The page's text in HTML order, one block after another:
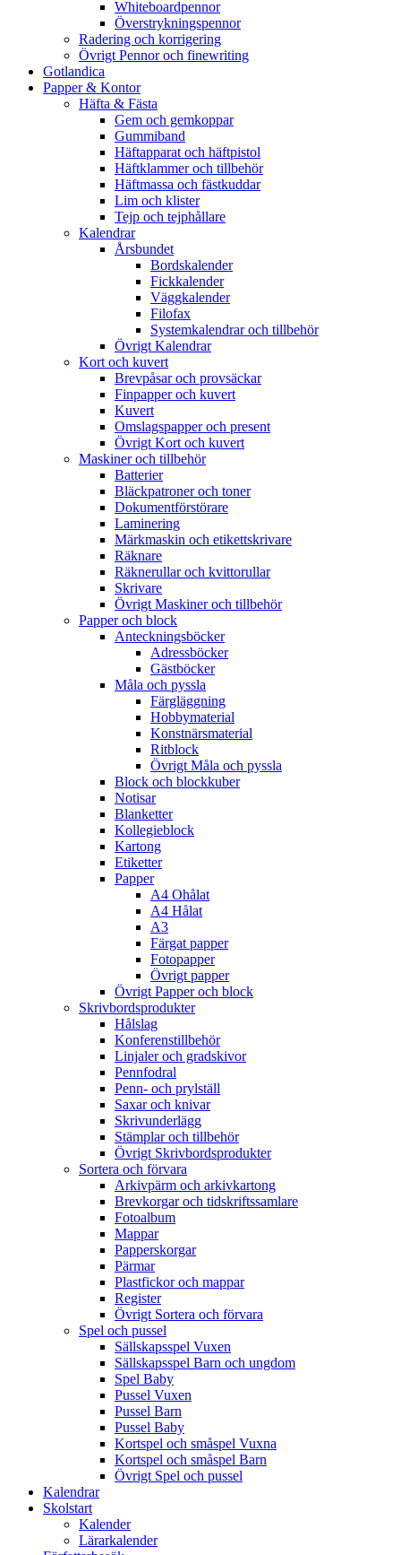
Whiteboardpennor
Överstrykningspennor
Radering och korrigering
Övrigt Pennor och finewriting
Gotlandica
Papper & Kontor
Häfta & Fästa
Gem och gemkoppar
Gummiband
Häftapparat och häftpistol
Häftklammer och tillbehör
Häftmassa och fästkuddar
Lim och klister
Tejp och tejphållare
Kalendrar
Årsbundet
Bordskalender
Fickkalender
Väggkalender
Filofax
Systemkalendrar och tillbehör
Övrigt Kalendrar
Kort och kuvert
Brevpåsar och provsäckar
Finpapper och kuvert
Kuvert
Omslagspapper och present
Övrigt Kort och kuvert
Maskiner och tillbehör
Batterier
Bläckpatroner och toner
Dokumentförstörare
Laminering
Märkmaskin och etikettskrivare
Räknare
Räknerullar och kvittorullar
Skrivare
Övrigt Maskiner och tillbehör
Papper och block
Anteckningsböcker
Adressböcker
Gästböcker
Måla och pyssla
Färgläggning
Hobbymaterial
Konstnärsmaterial
Ritblock
Övrigt Måla och pyssla
Block och blockkuber
Notisar
Blanketter
Kollegieblock
Kartong
Etiketter
Papper
A4 Ohålat
A4 Hålat
A3
Färgat papper
Fotopapper
Övrigt papper
Övrigt Papper och block
Skrivbordsprodukter
Hålslag
Konferenstillbehör
Linjaler och gradskivor
Pennfodral
Penn- och prylställ
Saxar och knivar
Skrivunderlägg
Stämplar och tillbehör
Övrigt Skrivbordsprodukter
Sortera och förvara
Arkivpärm och arkivkartong
Brevkorgar och tidskriftssamlare
Fotoalbum
Mappar
Papperskorgar
Pärmar
Plastfickor och mappar
Register
Övrigt Sortera och förvara
Spel och pussel
Sällskapsspel Vuxen
Sällskapsspel Barn och ungdom
Spel Baby
Pussel Vuxen
Pussel Barn
Pussel Baby
Kortspel och småspel Vuxna
Kortspel och småspel Barn
Övrigt Spel och pussel
Kalendrar
Skolstart
Kalender
Lärarkalender